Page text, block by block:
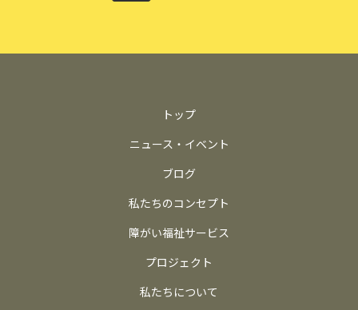
トップ
ニュース・イベント
ブログ
私たちのコンセプト
障がい福祉サービス
プロジェクト
私たちについて